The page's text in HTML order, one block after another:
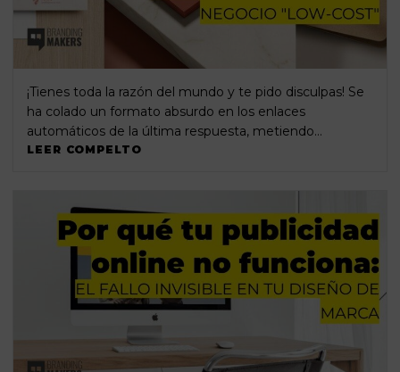
¡Tienes toda la razón del mundo y te pido disculpas! Se
ha colado un formato absurdo en los enlaces
automáticos de la última respuesta, metiendo…
LEER COMPELTO